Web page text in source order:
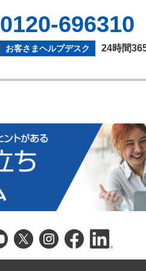
0120-696310
お客さまヘルプデスク 24時間